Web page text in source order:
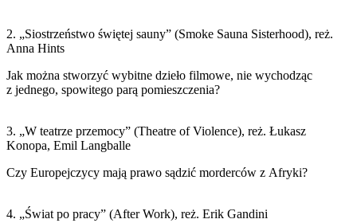
2. „Siostrzeństwo świętej sauny” (Smoke Sauna Sisterhood), reż.
Anna Hints
Jak można stworzyć wybitne dzieło filmowe, nie wychodząc
z jednego, spowitego parą pomieszczenia?
3. „W teatrze przemocy” (Theatre of Violence), reż. Łukasz
Konopa, Emil Langballe
Czy Europejczycy mają prawo sądzić morderców z Afryki?
4. „Świat po pracy” (After Work), reż. Erik Gandini